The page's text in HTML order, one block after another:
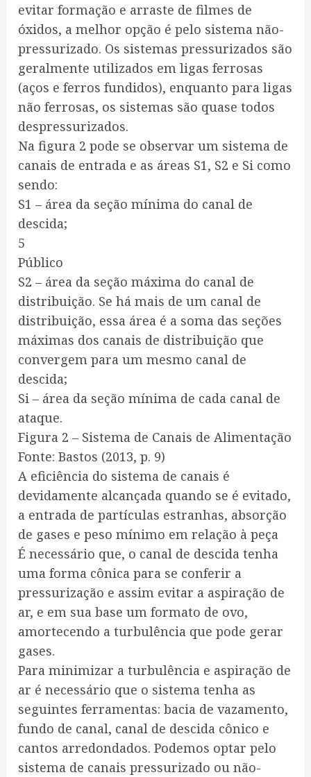
evitar formação e arraste de filmes de
óxidos, a melhor opção é pelo sistema não-
pressurizado. Os sistemas pressurizados são
geralmente utilizados em ligas ferrosas
(aços e ferros fundidos), enquanto para ligas
não ferrosas, os sistemas são quase todos
despressurizados.
Na figura 2 pode se observar um sistema de
canais de entrada e as áreas S1, S2 e Si como
sendo:
S1 – área da seção mínima do canal de
descida;
5
Público
S2 – área da seção máxima do canal de
distribuição. Se há mais de um canal de
distribuição, essa área é a soma das seções
máximas dos canais de distribuição que
convergem para um mesmo canal de
descida;
Si – área da seção mínima de cada canal de
ataque.
Figura 2 – Sistema de Canais de Alimentação
Fonte: Bastos (2013, p. 9)
A eficiência do sistema de canais é
devidamente alcançada quando se é evitado,
a entrada de partículas estranhas, absorção
de gases e peso mínimo em relação à peça
É necessário que, o canal de descida tenha
uma forma cônica para se conferir a
pressurização e assim evitar a aspiração de
ar, e em sua base um formato de ovo,
amortecendo a turbulência que pode gerar
gases.
Para minimizar a turbulência e aspiração de
ar é necessário que o sistema tenha as
seguintes ferramentas: bacia de vazamento,
fundo de canal, canal de descida cônico e
cantos arredondados. Podemos optar pelo
sistema de canais pressurizado ou não-